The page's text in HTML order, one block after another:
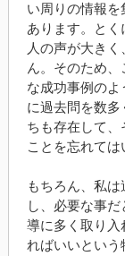
い周りの情報
あります。と
人の声が大き
ん。そのため
な成功事例のよ
に過去問を数
ちも存在して
ことを忘れては
もちろん、私
し、必要な事
導に多く取り入
ればいいとい